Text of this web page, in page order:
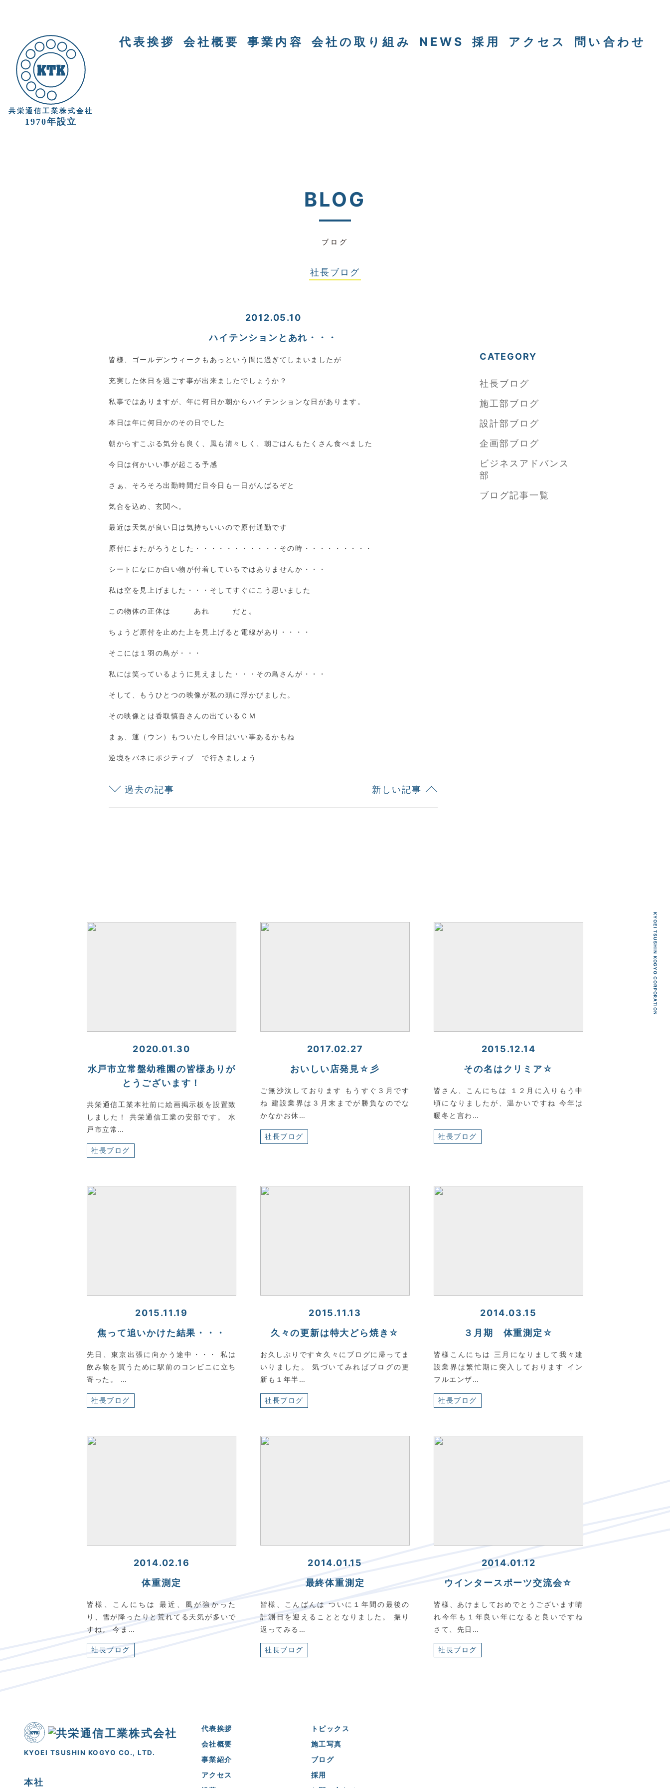
共栄通信工業株式会社
1970年設立
代表挨拶 会社概要 事業内容 会社の取り組み NEWS 採用 アクセス 問い合わせ
BLOG
ブログ
社長ブログ
2012.05.10
ハイテンションとあれ・・・
皆様、ゴールデンウィークもあっという間に過ぎてしまいましたが
充実した休日を過ごす事が出来ましたでしょうか？
私事ではありますが、年に何日か朝からハイテンションな日があります。
本日は年に何日かのその日でした
朝からすこぶる気分も良く、風も清々しく、朝ごはんもたくさん食べました
今日は何かいい事が起こる予感
さぁ、そろそろ出勤時間だ目今日も一日がんばるぞと
気合を込め、玄関へ。
最近は天気が良い日は気持ちいいので原付通勤です
原付にまたがろうとした・・・・・・・・・・・その時・・・・・・・・・
シートになにか白い物が付着しているではありませんか・・・
私は空を見上げました・・・そしてすぐにこう思いました
この物体の正体は あれ だと。
ちょうど原付を止めた上を見上げると電線があり・・・・
そこには１羽の鳥が・・・
私には笑っているように見えました・・・その鳥さんが・・・
そして、もうひとつの映像が私の頭に浮かびました。
その映像とは香取慎吾さんの出ているＣＭ
まぁ、運（ウン）もついたし今日はいい事あるかもね
逆境をバネにポジティブ で行きましょう
過去の記事 新しい記事
CATEGORY
社長ブログ
施工部ブログ
設計部ブログ
企画部ブログ
ビジネスアドバンス
部
ブログ記事一覧
2020.01.30
水戸市立常盤幼稚園の皆様ありが
とうございます！
共栄通信工業本社前に絵画掲示板を設置致
しました！ 共栄通信工業の安部です。 水
戸市立常…
社長ブログ
2017.02.27
おいしい店発見☆彡
ご無沙汰しております もうすぐ３月です
ね 建設業界は３月末までが勝負なのでな
かなかお休…
社長ブログ
2015.12.14
その名はクリミア☆
皆さん、こんにちは １２月に入りもう中
頃になりましたが、温かいですね 今年は
暖冬と言わ…
社長ブログ
2015.11.19
焦って追いかけた結果・・・
先日、東京出張に向かう途中・・・ 私は
飲み物を買うために駅前のコンビニに立ち
寄った。 …
社長ブログ
2015.11.13
久々の更新は特大どら焼き☆
お久しぶりです☆久々にブログに帰ってま
いりました。 気づいてみればブログの更
新も１年半…
社長ブログ
2014.03.15
３月期 体重測定☆
皆様こんにちは 三月になりまして我々建
設業界は繁忙期に突入しております イン
フルエンザ…
社長ブログ
2014.02.16
体重測定
皆様、こんにちは 最近、風が強かった
り、雪が降ったりと荒れてる天気が多いで
すね。 今ま…
社長ブログ
2014.01.15
最終体重測定
皆様、こんばんは ついに１年間の最後の
計測日を迎えることとなりました。 振り
返ってみる…
社長ブログ
2014.01.12
ウインタースポーツ交流会☆
皆様、あけましておめでとうございます晴
れ今年も１年良い年になると良いですね
さて、先日…
社長ブログ
KYOEI TSUSHIN KOGYO CO., LTD.
本社
代表挨拶
会社概要
事業紹介
アクセス
トピックス
施工写真
ブログ
採用
KYOEI TSUSHIN KOGYO CORPORATION